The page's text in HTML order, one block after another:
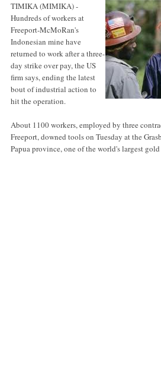
TIMIKA (MIMIKA) -
Hundreds of workers at
Freeport-McMoRan's
Indonesian mine have
returned to work after a three-
day strike over pay, the US
firm says, ending the latest
bout of industrial action to
hit the operation.
About 1100 workers, employed by three
Freeport, downed tools on Tuesday at the
Papua province, one of the world's largest